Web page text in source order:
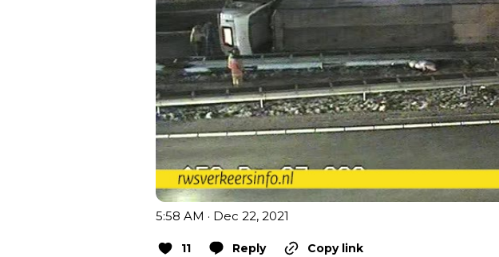
5:58 AM · Dec 22, 2021
11 Reply
Copy link